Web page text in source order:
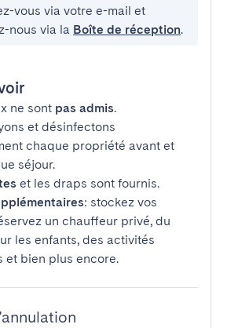
vous via votre e-mail et
nous via la Boîte de réception.
ne sont pas admis.
et désinfectons
chaque propriété avant et
séjour.
et les draps sont fournis.
: stockez vos
un chauffeur privé, du
les enfants, des activités
et bien plus encore.